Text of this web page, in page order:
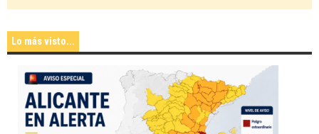
Lo más visto...